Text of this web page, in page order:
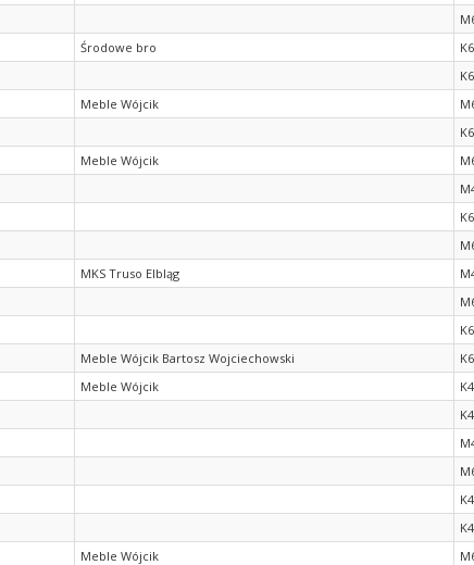
Środowe bro K6
K6
Meble Wójcik
K6
Meble Wójcik
K6
MKS Truso Elbląg
K6
Meble Wójcik Bartosz Wojciechowski K6
Meble Wójcik K4
K4
K4
K4
Meble Wójcik